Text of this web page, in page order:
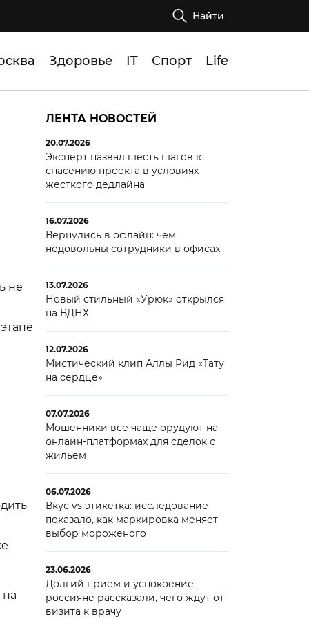
Найти
Здоровье IT Спорт Life
не
на
ЛЕНТА НОВОСТЕЙ
20.07.2026
Эксперт назвал шесть шагов к
спасению проекта в условиях
жесткого дедлайна
16.07.2026
Вернулись в офлайн: чем
недовольны сотрудники в офисах
13.07.2026
Новый стильный «Урюк» открылся
на ВДНХ
12.07.2026
Мистический клип Аллы Рид «Тату
на сердце»
07.07.2026
Мошенники все чаще орудуют на
онлайн-платформах для сделок с
жильем
06.07.2026
Вкус vs этикетка: исследование
показало, как маркировка меняет
выбор мороженого
23.06.2026
Долгий прием и успокоение:
россияне рассказали, чего ждут от
визита к врачу